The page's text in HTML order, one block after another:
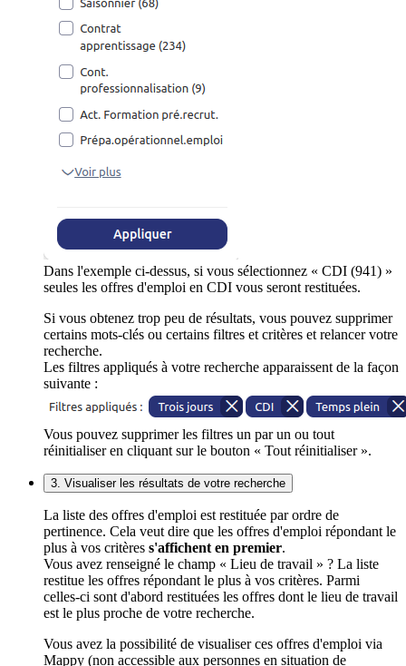
Dans l'exemple ci-dessus, si vous sélectionnez « CDI (941) »
seules les offres d'emploi en CDI vous seront restituées.
Si vous obtenez trop peu de résultats, vous pouvez supprimer
certains mots-clés ou certains filtres et critères et relancer votre
recherche.
Les filtres appliqués à votre recherche apparaissent de la façon
suivante :
Vous pouvez supprimer les filtres un par un ou tout
réinitialiser en cliquant sur le bouton « Tout réinitialiser ».
3. Visualiser les résultats de votre recherche
La liste des offres d'emploi est restituée par ordre de
pertinence. Cela veut dire que les offres d'emploi répondant le
plus à vos critères s'affichent en premier.
Vous avez renseigné le champ « Lieu de travail » ? La liste
restitue les offres répondant le plus à vos critères. Parmi
celles-ci sont d'abord restituées les offres dont le lieu de travail
est le plus proche de votre recherche.
Vous avez la possibilité de visualiser ces offres d'emploi via
Mappy (non accessible aux personnes en situation de